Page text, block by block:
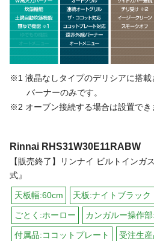
※1 液晶なしタイプのデリシアに搭
バーナーのみです。
※2 オーブン接続する場合は設置でき
Rinnai RHS31W30E11RABW
【販売終了】リンナイ ビルトインガ
式』
天板幅:60cm 天板:ナイトブラッ
ごとく:ホーロー カンガルー操作
付属品:ココットプレート 受注生産